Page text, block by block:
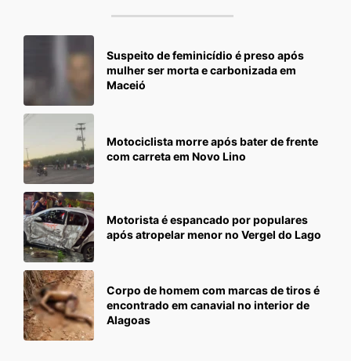
Suspeito de feminicídio é preso após
mulher ser morta e carbonizada em
Maceió
Motociclista morre após bater de frente
com carreta em Novo Lino
Motorista é espancado por populares
após atropelar menor no Vergel do Lago
Corpo de homem com marcas de tiros é
encontrado em canavial no interior de
Alagoas